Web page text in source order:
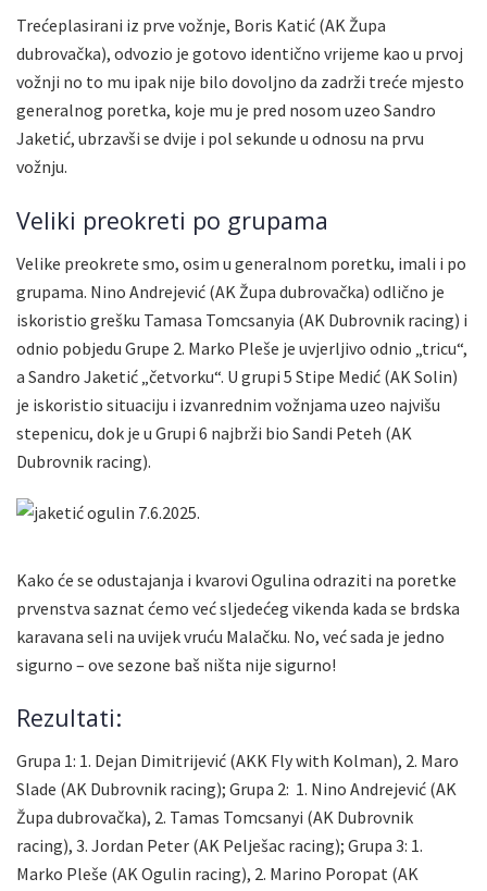
Trećeplasirani iz prve vožnje, Boris Katić (AK Župa
dubrovačka), odvozio je gotovo identično vrijeme kao u prvoj
vožnji no to mu ipak nije bilo dovoljno da zadrži treće mjesto
generalnog poretka, koje mu je pred nosom uzeo Sandro
Jaketić, ubrzavši se dvije i pol sekunde u odnosu na prvu
vožnju.
Veliki preokreti po grupama
Velike preokrete smo, osim u generalnom poretku, imali i po
grupama. Nino Andrejević (AK Župa dubrovačka) odlično je
iskoristio grešku Tamasa Tomcsanyia (AK Dubrovnik racing) i
odnio pobjedu Grupe 2. Marko Pleše je uvjerljivo odnio „tricu“,
a Sandro Jaketić „četvorku“. U grupi 5 Stipe Medić (AK Solin)
je iskoristio situaciju i izvanrednim vožnjama uzeo najvišu
stepenicu, dok je u Grupi 6 najbrži bio Sandi Peteh (AK
Dubrovnik racing).
Kako će se odustajanja i kvarovi Ogulina odraziti na poretke
prvenstva saznat ćemo već sljedećeg vikenda kada se brdska
karavana seli na uvijek vruću Malačku. No, već sada je jedno
sigurno – ove sezone baš ništa nije sigurno!
Rezultati:
Grupa 1: 1. Dejan Dimitrijević (AKK Fly with Kolman), 2. Maro
Slade (AK Dubrovnik racing); Grupa 2: 1. Nino Andrejević (AK
Župa dubrovačka), 2. Tamas Tomcsanyi (AK Dubrovnik
racing), 3. Jordan Peter (AK Pelješac racing); Grupa 3: 1.
Marko Pleše (AK Ogulin racing), 2. Marino Poropat (AK